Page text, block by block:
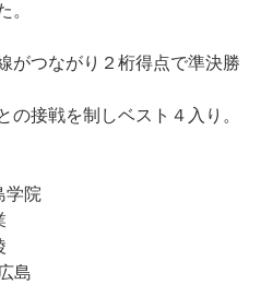
。
がつながり２桁得点で準決勝
の接戦を制しベスト４入り。
院
島